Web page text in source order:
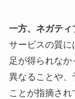
一方、ネガティ
サービスの質に
足が得られな
異なることや、
ことが指摘され